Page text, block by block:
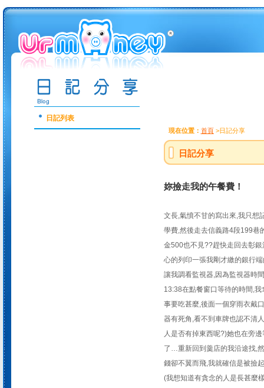
日記列表
現在位置： 首頁>日記分享
日記分享
妳撿走我的午餐費！
文長,氣憤不甘的寫出來,我只想
學費,然後走去信義路4段199巷
金500也不見??趕快走回去彰
心的列印一張我剛才繳的銀行
讓我調看監視器,因為監視器時
13:38在點餐窗口等待的時間,
事要吃甚麼,後面一個穿雨衣戴
器有死角,看不到車牌也認不清
人是否有掉東西呢?)她也在旁
了…重新回到羹店的我沿途找,
錢卻不翼而飛,我就確信是被撿
(我想知道有貪念的人是長甚麼